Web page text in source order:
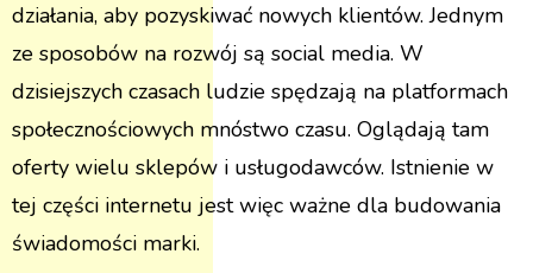
działania, aby pozyskiwać nowych klientów. Jednym
ze sposobów na rozwój są social media. W
dzisiejszych czasach ludzie spędzają na platformach
społecznościowych mnóstwo czasu. Oglądają tam
oferty wielu sklepów i usługodawców. Istnienie w
tej części internetu jest więc ważne dla budowania
świadomości marki.